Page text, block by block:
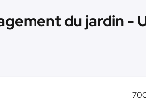
du jardin -